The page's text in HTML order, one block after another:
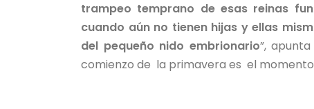
trampeo temprano de esas reinas
cuando aún no tienen hijas y ellas
del pequeño nido embrionario”,
comienzo de la primavera es el